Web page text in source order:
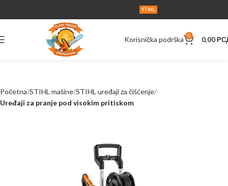
STIHL
Korisnička podrška 0 0,00
Početna STIHL mašine STIHL uređaji za čišćenje
Uređaji za pranje pod visokim pritiskom